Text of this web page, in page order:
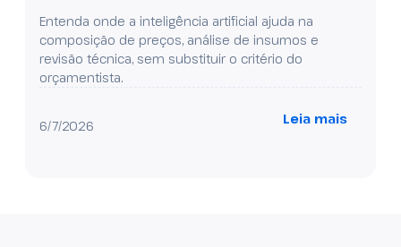
Entenda onde a inteligência artificial ajuda na
composição de preços, análise de insumos e
revisão técnica, sem substituir o critério do
orçamentista.
6/7/2026 Leia mais